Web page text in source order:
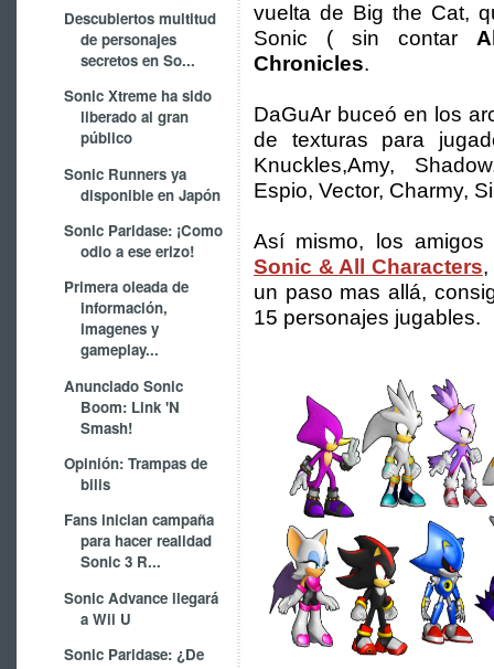
Descubiertos multitud
de personajes
secretos en So...
Sonic Xtreme ha sido
liberado al gran
público
Sonic Runners ya
disponible en Japón
Sonic Paridase: ¡Como
odio a ese erizo!
Primera oleada de
información,
imagenes y
gameplay...
Anunciado Sonic
Boom: Link 'N
Smash!
Opinión: Trampas de
bilis
Fans inician campaña
para hacer realidad
Sonic 3 R...
Sonic Advance llegará
a Wii U
Sonic Paridase: ¿De
vuelta de Big the Cat,
Sonic ( sin contar
Chronicles.
DaGuAr buceó en los
de texturas para
Knuckles,Amy,
Espio, Vector, Charmy,
Así mismo, los
Sonic & All Characters,
un paso mas allá,
15 personajes jugables.